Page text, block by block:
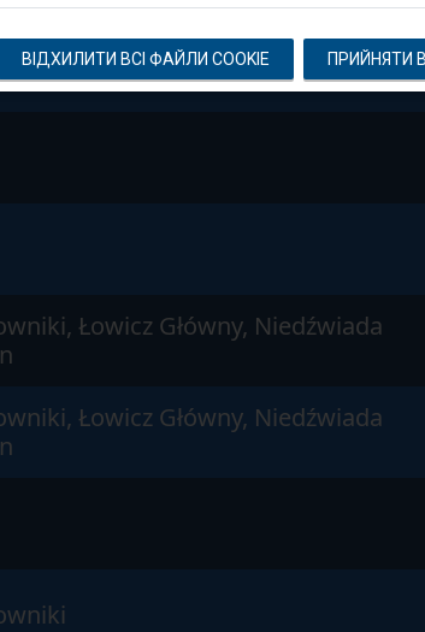
Łowicz Główny, Niedźwiada
Łowicz Główny, Niedźwiada
Łowicz Główny, Niedźwiada
ВІДХИЛИТИ ВСІ ФАЙЛИ COOKIE ПРИЙНЯТИ